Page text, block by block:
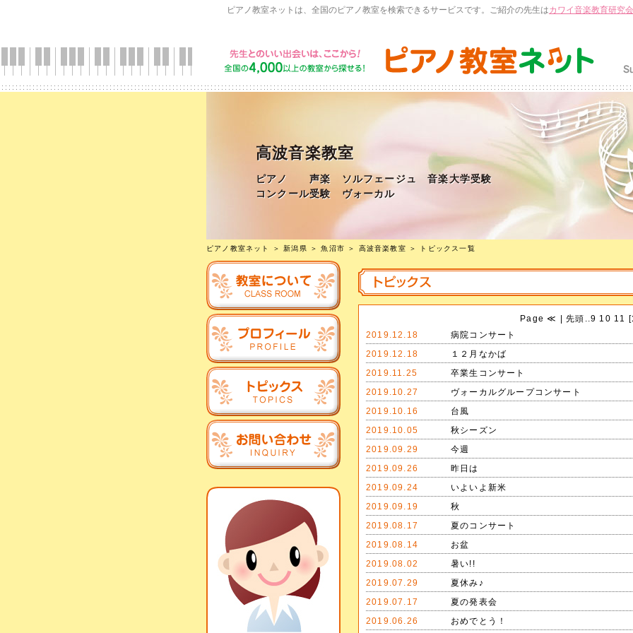
ピアノ教室ネットは、全国のピアノ教室を検索できるサービスです。ご紹介の先生はカワイ音楽教育研究会
高波音楽教室
ピアノ 声楽 ソルフェージュ 音楽大学受験
コンクール受験 ヴォーカル
ピアノ教室ネット ＞新潟県 ＞魚沼市 ＞ 高波音楽教室 ＞ トピックス一覧
Page ≪ 先頭 ..9 10 11 [
2019.12.18
病院コンサート
2019.12.18
１２月なかば
2019.11.25
卒業生コンサート
2019.10.27
ヴォーカルグループコンサート
2019.10.16
台風
2019.10.05
秋シーズン
2019.09.29
今週
2019.09.26
昨日は
2019.09.24
いよいよ新米
2019.09.19
秋
2019.08.17
夏のコンサート
2019.08.14
お盆
2019.08.02
暑い!!
2019.07.29
夏休み♪
2019.07.17
夏の発表会
2019.06.26
おめでとう！